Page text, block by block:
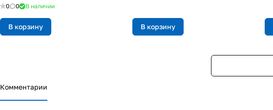
0 0 В наличии
В корзину В корзину
Комментарии